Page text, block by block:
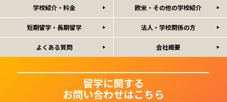
学校紹介・料金 欧米・その他の学校紹介
短期留学・長期留学 法人・学校関係の方
よくある質問 会社概要
留学に関する
お問い合わせはこちら